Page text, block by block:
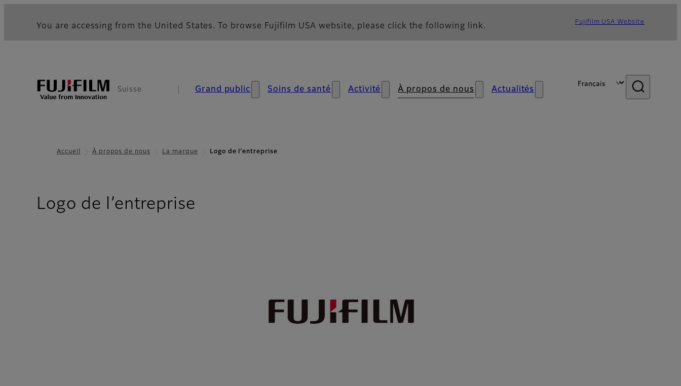
You are accessing from the United States. To browse Fujifilm USA website, please click the following link. Fujifilm USA Website
Suisse Grand public Soins de santé Activité À propos de nous Actualités
Accueil À propos de nous La marque Logo de l’entreprise
Logo de l’entreprise